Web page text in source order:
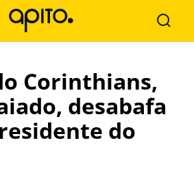
Corinthians,
desabafa
do